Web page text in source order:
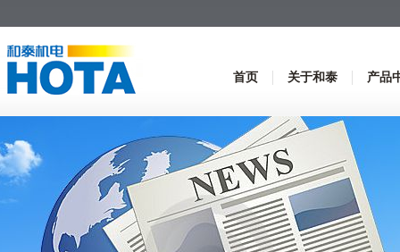
首页 关于和泰 产品